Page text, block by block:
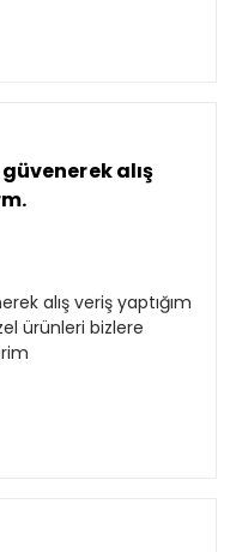
alış
alış veriş yaptığım
ürünleri bizlere